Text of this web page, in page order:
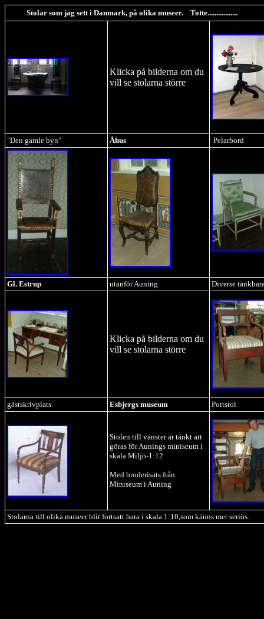
Stolar som jag sett i Danmark, på olika museer. Totte.................
Klicka på bilderna om du
vill se stolarna större
"Den gamle byn" Åhus Pelarbord
Gl. Estrup utanför Auning Diverse
Klicka på bilderna om du
vill se stolarna större
gästskrivplats Esbjergs museum Pottstol
Stolen till vänster är tänkt att
göras för Aunings miniseum i
skala Miljö-1:12
Med broderisats från
Miniseum i Auning
Stolarna till olika museer blir fortsatt bara i skala 1:10,som känns mer